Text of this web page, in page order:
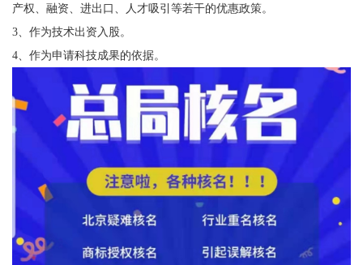
产权、融资、进出口、人才吸引等若干的优惠政策。
3、作为技术出资入股。
4、作为申请科技成果的依据。